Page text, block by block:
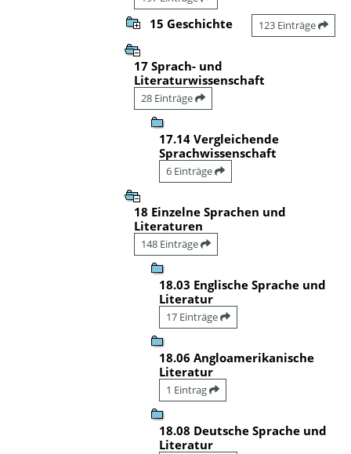
15 Geschichte 123 Einträge
17 Sprach- und
Literaturwissenschaft
28 Einträge
17.14 Vergleichende
Sprachwissenschaft
6 Einträge
18 Einzelne Sprachen und
Literaturen
148 Einträge
18.03 Englische Sprache und
Literatur
17 Einträge
18.06 Angloamerikanische
Literatur
1 Eintrag
18.08 Deutsche Sprache und
Literatur